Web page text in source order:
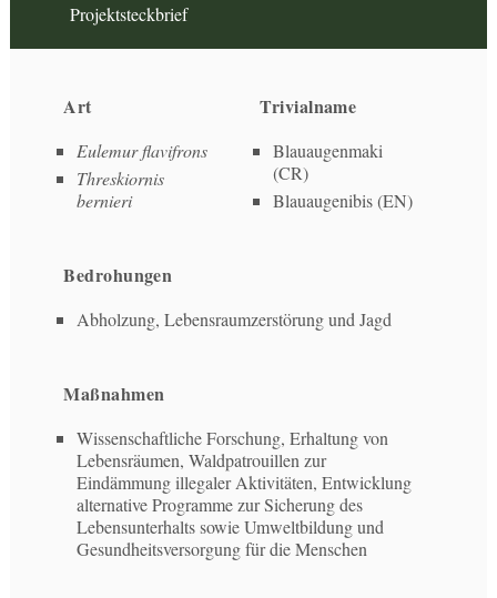
Projektsteckbrief
Art Trivialname
Eulemur flavifrons
Threskiornis
bernieri
Blauaugenmaki
(CR)
Blauaugenibis (EN)
Bedrohungen
Abholzung, Lebensraumzerstörung und Jagd
Maßnahmen
Wissenschaftliche Forschung, Erhaltung von
Lebensräumen, Waldpatrouillen zur
Eindämmung illegaler Aktivitäten, Entwicklung
alternative Programme zur Sicherung des
Lebensunterhalts sowie Umweltbildung und
Gesundheitsversorgung für die Menschen